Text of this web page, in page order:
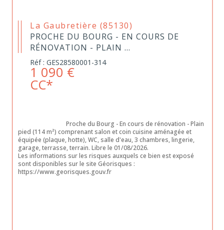
La Gaubretière (85130)
PROCHE DU BOURG - EN COURS DE
RÉNOVATION - PLAIN ...
Réf : GES28580001-314
1 090 €
CC*
pied (114 m²) comprenant salon et coin cuisine aménagée et
équipée (plaque, hotte), WC, salle d'eau, 3 chambres, lingerie,
garage, terrasse, terrain. Libre le 01/08/2026.
Les informations sur les risques auxquels ce bien est exposé
sont disponibles sur le site Géorisques :
https://www.georisques.gouv.fr